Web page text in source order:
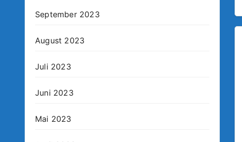
September 2023
August 2023
Juli 2023
Juni 2023
Mai 2023